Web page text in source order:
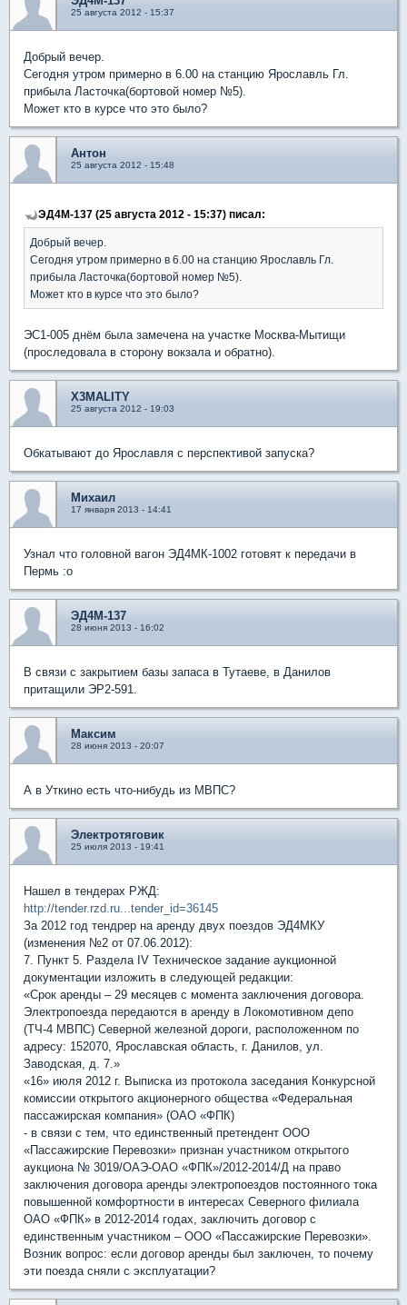
25 августа 2012 - 15:37
Добрый вечер.
Сегодня утром примерно в 6.00 на станцию Ярославль Гл.
прибыла Ласточка(бортовой номер №5).
Может кто в курсе что это было?
Антон
25 августа 2012 - 15:48
ЭД4М-137 (25 августа 2012 - 15:37) писал:
Добрый вечер.
Сегодня утром примерно в 6.00 на станцию Ярославль Гл.
прибыла Ласточка(бортовой номер №5).
Может кто в курсе что это было?
ЭС1-005 днём была замечена на участке Москва-Мытищи
(проследовала в сторону вокзала и обратно).
X3MALITY
25 августа 2012 - 19:03
Обкатывают до Ярославля с перспективой запуска?
Михаил
17 января 2013 - 14:41
Узнал что головной вагон ЭД4МК-1002 готовят к передачи в
Пермь :o
ЭД4М-137
28 июня 2013 - 16:02
В связи с закрытием базы запаса в Тутаеве, в Данилов
притащили ЭР2-591.
Максим
28 июня 2013 - 20:07
А в Уткино есть что-нибудь из МВПС?
Электротяговик
25 июля 2013 - 19:41
Нашел в тендерах РЖД:
http://tender.rzd.ru...tender_id=36145
За 2012 год тендрер на аренду двух поездов ЭД4МКУ
(изменения №2 от 07.06.2012):
7. Пункт 5. Раздела IV Техническое задание аукционной
документации изложить в следующей редакции:
«Срок аренды – 29 месяцев с момента заключения договора.
Электропоезда передаются в аренду в Локомотивном депо
(ТЧ-4 МВПС) Северной железной дороги, расположенном по
адресу: 152070, Ярославская область, г. Данилов, ул.
Заводская, д. 7.»
«16» июля 2012 г. Выписка из протокола заседания Конкурсной
комиссии открытого акционерного общества «Федеральная
пассажирская компания» (ОАО «ФПК)
- в связи с тем, что единственный претендент ООО
«Пассажирские Перевозки» признан участником открытого
аукциона № 3019/ОАЭ-ОАО «ФПК»/2012-2014/Д на право
заключения договора аренды электропоездов постоянного тока
повышенной комфортности в интересах Северного филиала
ОАО «ФПК» в 2012-2014 годах, заключить договор с
единственным участником – ООО «Пассажирские Перевозки».
Возник вопрос: если договор аренды был заключен, то почему
эти поезда сняли с эксплуатации?